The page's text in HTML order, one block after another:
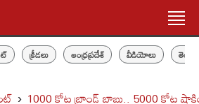
క్రీడలు ఆంధ్రప్రదేశ్ వీడియోలు
1000 కోట్ల బ్రాండ్ బాబు.. 5000 కోట్ల